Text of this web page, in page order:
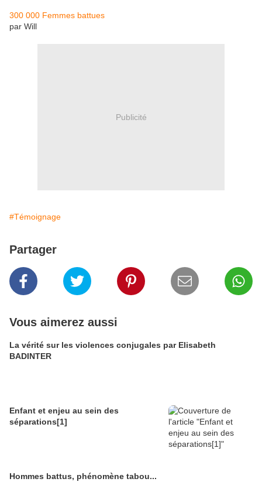
300 000 Femmes battues
par Will
Publicité
#Témoignage
Partager
Vous aimerez aussi
La vérité sur les violences conjugales par Elisabeth
BADINTER
Enfant et enjeu au sein des
séparations[1]
Hommes battus, phénomène tabou...